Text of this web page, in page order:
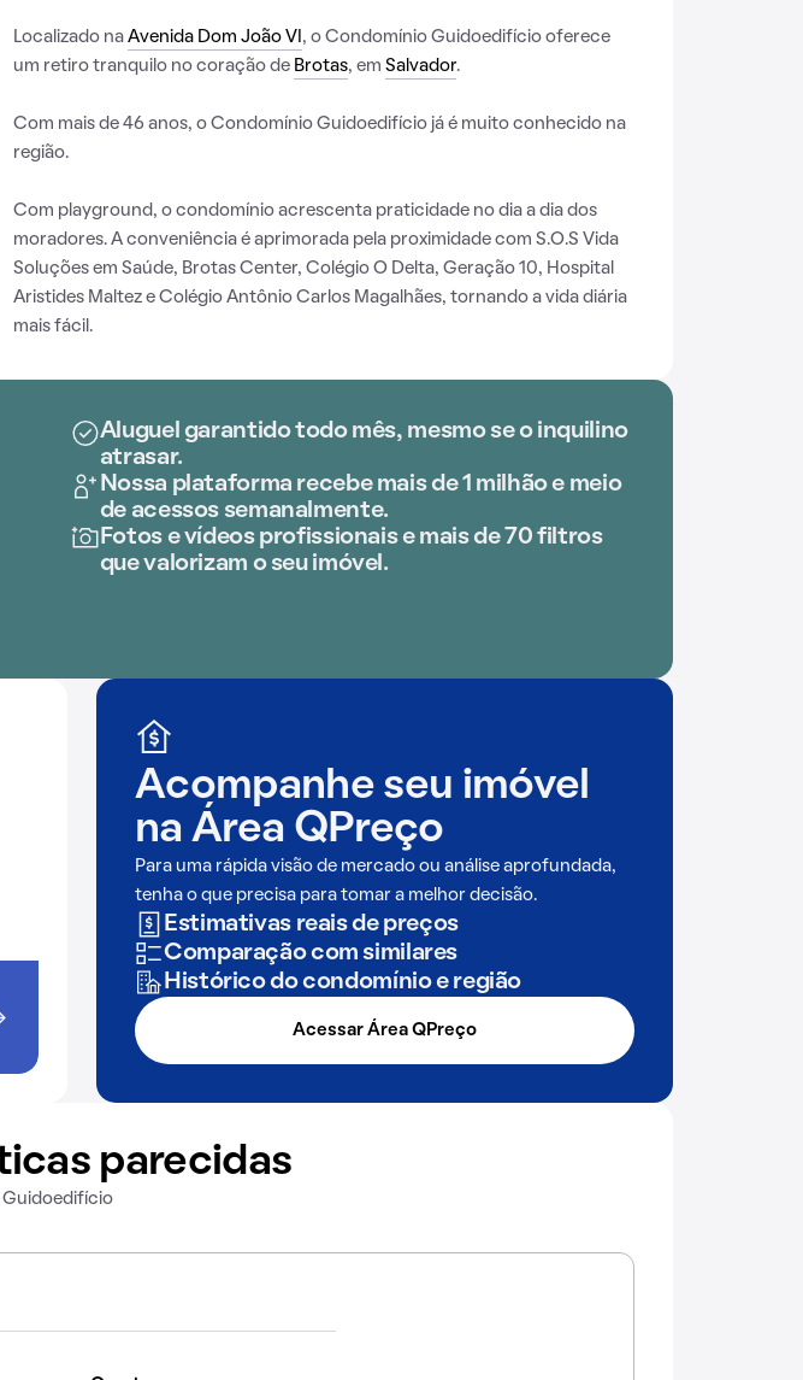
Localizado na Avenida Dom João VI , o Condomínio Guidoedifício oferece
um retiro tranquilo no coração de Brotas, em Salvador.
Com mais de 46 anos, o Condomínio Guidoedifício já é muito conhecido na
região.
Com playground, o condomínio acrescenta praticidade no dia a dia dos
moradores. A conveniência é aprimorada pela proximidade com S.O.S Vida
Soluções em Saúde, Brotas Center, Colégio O Delta, Geração 10, Hospital
Aristides Maltez e Colégio Antônio Carlos Magalhães, tornando a vida diária
mais fácil.
Aluguel garantido todo mês, mesmo se o inquilino
atrasar.
Nossa plataforma recebe mais de 1 milhão e meio
de acessos semanalmente.
Fotos e vídeos profissionais e mais de 70 filtros
que valorizam o seu imóvel.
Acompanhe seu imóvel
naÁrea QPreço
Para uma rápida visão de mercado ou análise aprofundada,
tenha o que precisa para tomar a melhor decisão.
Estimativas reais de preços
Comparação com similares
Histórico do condomínio e região
Acessar Área QPreço
parecidas
Guidoedifício